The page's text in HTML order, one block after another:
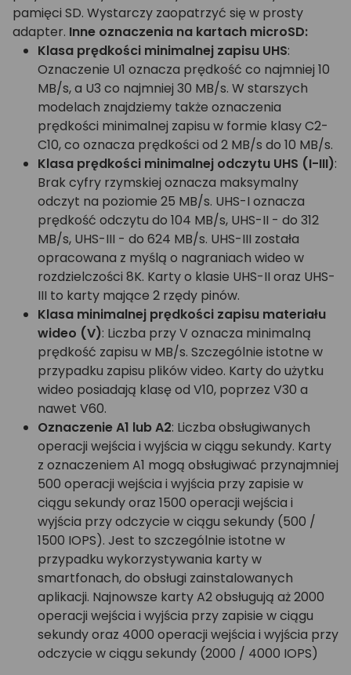
pamięci SD. Wystarczy zaopatrzyć się w prosty
adapter. Inne oznaczenia na kartach microSD:
Klasa prędkości minimalnej zapisu UHS:
Oznaczenie U1 oznacza prędkość co najmniej 10
MB/s, a U3 co najmniej 30 MB/s. W starszych
modelach znajdziemy także oznaczenia
prędkości minimalnej zapisu w formie klasy C2-
C10, co oznacza prędkości od 2 MB/s do 10 MB/s.
Klasa prędkości minimalnej odczytu UHS (I-III):
Brak cyfry rzymskiej oznacza maksymalny
odczyt na poziomie 25 MB/s. UHS-I oznacza
prędkość odczytu do 104 MB/s, UHS-II - do 312
MB/s, UHS-III - do 624 MB/s. UHS-III została
opracowana z myślą o nagraniach wideo w
rozdzielczości 8K. Karty o klasie UHS-II oraz UHS-
III to karty mające 2 rzędy pinów.
Klasa minimalnej prędkości zapisu materiału
wideo (V): Liczba przy V oznacza minimalną
prędkość zapisu w MB/s. Szczególnie istotne w
przypadku zapisu plików video. Karty do użytku
wideo posiadają klasę od V10, poprzez V30 a
nawet V60.
Oznaczenie A1 lub A2: Liczba obsługiwanych
operacji wejścia i wyjścia w ciągu sekundy. Karty
z oznaczeniem A1 mogą obsługiwać przynajmniej
500 operacji wejścia i wyjścia przy zapisie w
ciągu sekundy oraz 1500 operacji wejścia i
wyjścia przy odczycie w ciągu sekundy (500 /
1500 IOPS). Jest to szczególnie istotne w
przypadku wykorzystywania karty w
smartfonach, do obsługi zainstalowanych
aplikacji. Najnowsze karty A2 obsługują aż 2000
operacji wejścia i wyjścia przy zapisie w ciągu
sekundy oraz 4000 operacji wejścia i wyjścia przy
odczycie w ciągu sekundy (2000 / 4000 IOPS)